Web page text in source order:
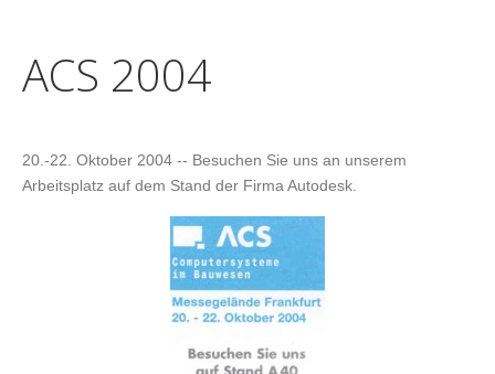
ACS 2004
20.-22. Oktober 2004 -- Besuchen Sie uns an unserem
Arbeitsplatz auf dem Stand der Firma Autodesk.